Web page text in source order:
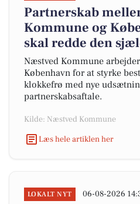
Partnerskab
Kommune og
skal redde den
Næstved Kommune
København for at styrke
klokkefrø med nye
partnerskabsaftale.
Kilde: Næstved Kommune
Læs hele artiklen her
LOKALT NYT 06-08-2026